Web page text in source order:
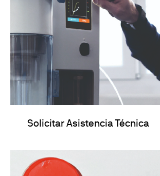
Solicitar Asistencia Técnica